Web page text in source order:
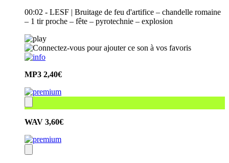
00:02 - LESF | Bruitage de feu d'artifice – chandelle romaine
– 1 tir proche – fête – pyrotechnie – explosion
MP3 2,40€
WAV 3,60€